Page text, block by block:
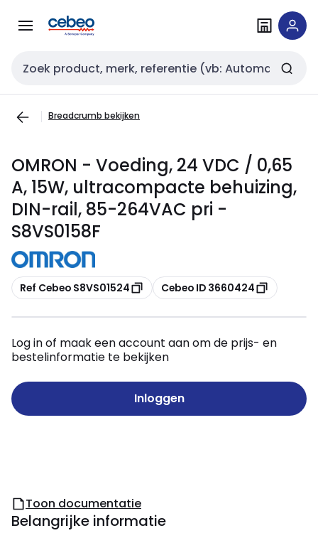
naar
naar
Zoekveld invoer
Breadcrumb bekijken
OMRON - Voeding, 24 VDC / 0,65
A, 15W, ultracompacte behuizing,
DIN-rail, 85-264VAC pri -
S8VS0158F
Kopiëren
Ref Cebeo S8VS01524 Kopiëren
Cebeo ID 3660424
Log in of maak een account aan om de prijs- en
bestelinformatie te bekijken
Inloggen
Toon documentatie
Belangrijke informatie